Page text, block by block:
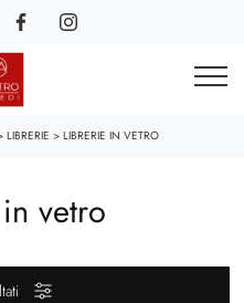
LIBRERIE > LIBRERIE IN VETRO
vetro